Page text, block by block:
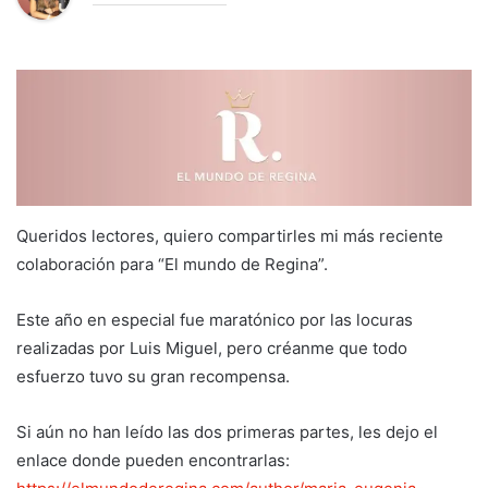
Queridos lectores, quiero compartirles mi más reciente
colaboración para “El mundo de Regina”.
Este año en especial fue maratónico por las locuras
realizadas por Luis Miguel, pero créanme que todo
esfuerzo tuvo su gran recompensa.
Si aún no han leído las dos primeras partes, les dejo el
enlace donde pueden encontrarlas: